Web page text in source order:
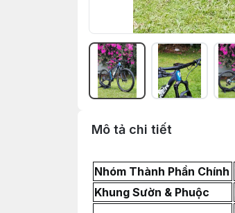
Mô tả chi tiết
Nhóm Thành Phần Chính
Khung Sườn & Phuộc